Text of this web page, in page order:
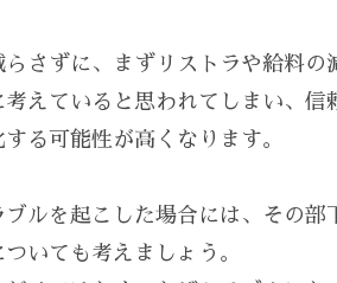
さずに、まずリストラや給料
えていると思われてしまい、信
る可能性が高くなります。
ルを起こした場合には、その
いても考えましょう。